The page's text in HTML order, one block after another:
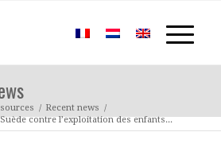
/ Recent news /
contre l’exploitation des enfants...